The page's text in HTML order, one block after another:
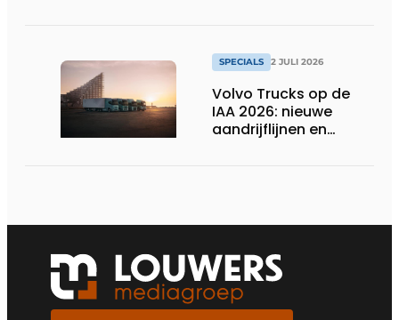
SPECIALS 2 JULI 2026
Volvo Trucks op de
IAA 2026: nieuwe
aandrijflijnen en